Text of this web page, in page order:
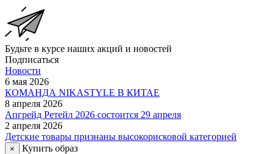
Будьте в курсе наших акций и новостей
Подписаться
Новости
6 мая 2026
КОМАНДА NIKASTYLE В КИТАЕ
8 апреля 2026
Апгрейд Ретейл 2026 состоится 29 апреля
2 апреля 2026
Детские товары признаны высокорисковой категорией
×
Купить образ